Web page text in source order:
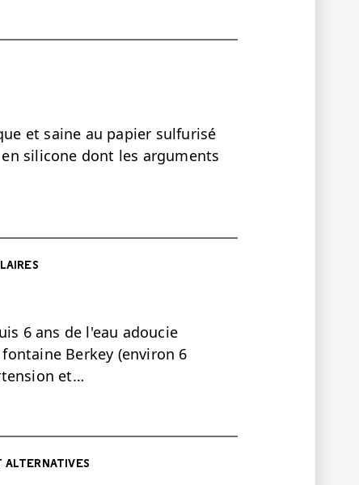
et saine au papier sulfurisé
silicone dont les arguments
6 ans de l'eau adoucie
Berkey (environ 6
et…
ALTERNATIVES